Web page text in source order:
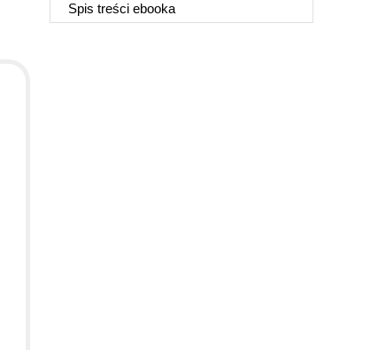
Spis treści ebooka